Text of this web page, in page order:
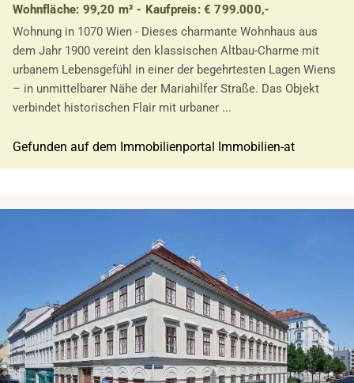
Wohnfläche: 99,20 m² - Kaufpreis: € 799.000,-
Wohnung in 1070 Wien - Dieses charmante Wohnhaus aus
dem Jahr 1900 vereint den klassischen Altbau-Charme mit
urbanem Lebensgefühl in einer der begehrtesten Lagen Wiens
– in unmittelbarer Nähe der Mariahilfer Straße. Das Objekt
verbindet historischen Flair mit urbaner ...
Gefunden auf dem Immobilienportal Immobilien-at